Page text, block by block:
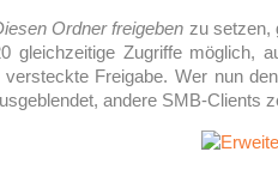
Ordner freigeben zu setzen,
gleichzeitige Zugriffe möglich,
Freigabe. Wer nun
andere SMB-Clients